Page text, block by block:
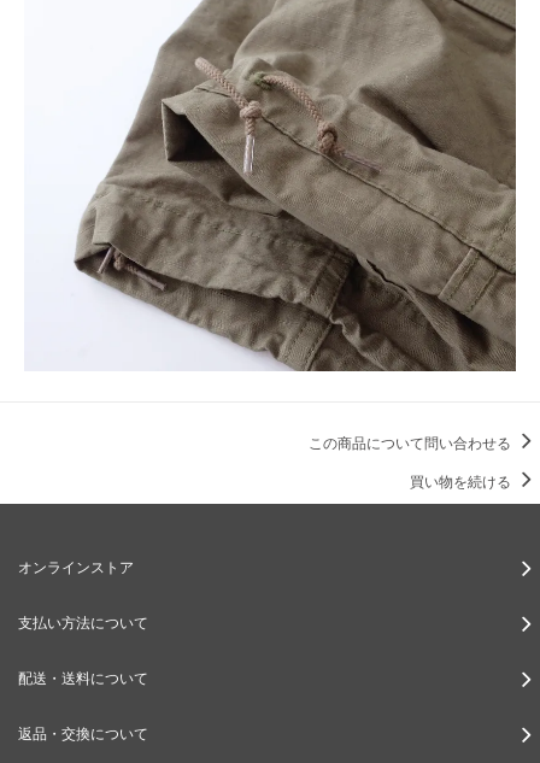
この商品について問い合わせる
買い物を続ける
オンラインストア
支払い方法について
配送・送料について
返品・交換について